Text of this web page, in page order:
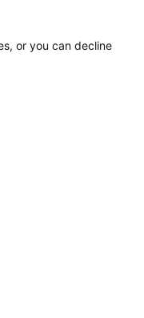
or you can decline